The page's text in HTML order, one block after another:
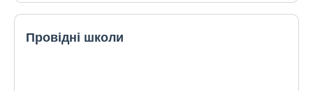
Провідні школи